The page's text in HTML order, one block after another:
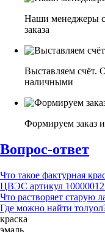
Наши менеджеры
заказа
Выставляем счёт.
наличными
Формируем заказ
Вопрос-ответ
Что такое фактурная
ЦВЭС артикул
Что растворяет старую
Где можно найти
краска
эмаль